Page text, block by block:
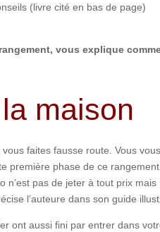
(livre cité en bas de page)
vous explique
maison
faites fausse route. Vous
phase de ce
pas de jeter à tout prix
l’auteure dans son guide
ont aussi fini par entrer dans